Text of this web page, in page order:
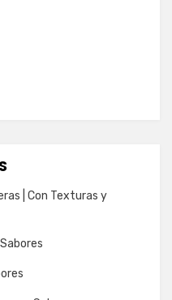
| Con Texturas y